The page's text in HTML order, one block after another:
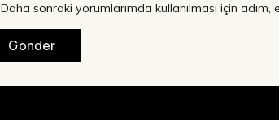
Daha sonraki yorumlarımda kullanılması için